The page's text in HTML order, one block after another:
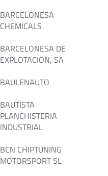
BARCELONESA
CHEMICALS
BARCELONESA DE
EXPLOTACION, SA
BAULENAUTO
BAUTISTA
PLANCHISTERIA
INDUSTRIAL
BCN CHIPTUNING
MOTORSPORT SL